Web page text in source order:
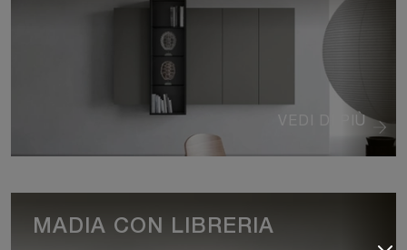
VEDI DI PIÙ
MADIA CON LIBRERIA